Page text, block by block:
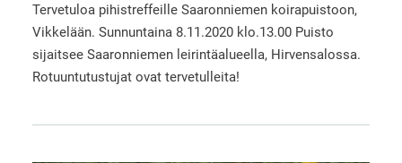
Tervetuloa pihistreffeille Saaronniemen koirapuistoon,
Vikkelään. Sunnuntaina 8.11.2020 klo.13.00 Puisto
sijaitsee Saaronniemen leirintäalueella, Hirvensalossa.
Rotuuntutustujat ovat tervetulleita!